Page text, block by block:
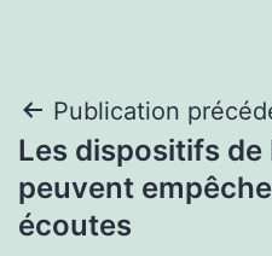
Navigation
de
l’article
Publication
Les dispositifs de
peuvent
écoutes